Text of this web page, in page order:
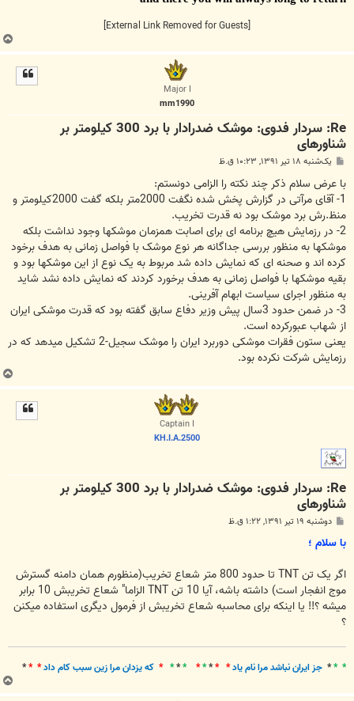
[External Link Removed for Guests]
Major I
mm1990
Re: سردار فدوی: موشک ضدرادار با برد 300 کیلومتر بر
شناورهای
ت
یک‌شنبه ۱۸ تیر ۱۳۹۱, ۱۰:۲۳ ق.ظ
با عرض سلام ذکر چند نکته را الزامی دونستم:
1- آقای مرآتی در گزارش پخش شده نگفت 2000متر بلکه گفت 2000کیلومتر و
منظ.رش برد موشک بود نه قدرت تخریب.
2- در رزمایش هیچ برنامه ای برای اصابت همزمان موشکها وجود نداشت بلکه
موشکها به منظور بررسی جداگانه هر نوع موشک با فواصل زمانی به هدف برخود
کرده اند و صحنه ای که نمایش داده شد مربوط به یک نوع از این موشکها بود و
بقیه موشکها با فواصل زمانی به هدف برخورد کردند که نمایش داده نشد شاید
به منظور اجرای سیاست ابهام آفرینی.
3- در ضمن حدود 3سال پیش وزیر دفاع سابق گفته بود که قدرت موشکی ایران
از شهاب عبورکرده است.
یعنی ستون فقرات موشکی دوربرد ایران را موشک سجیل-2 تشکیل میدهد که در
رزمایش شرکت نکرده بود.
Captain I
KH.I.A.2500
Re: سردار فدوی: موشک ضدرادار با برد 300 کیلومتر بر
شناورهای
ت
دوشنبه ۱۹ تیر ۱۳۹۱, ۱:۲۲ ق.ظ
با سلام ؛
اگر یک تن TNT تا حدود 800 متر شعاع تخریب(منظورم همان دامنه گسترش
موج انفجار است) داشته باشه، آیا 10 تن TNT الزاما" شعاع تخریبش 10 برابر
میشه ؟!! یا اینکه برای محاسبه شعاع تخریبش از فرمول دیگری استفاده میکنن
؟
* *
* جز ايران نباشد مرا نام ياد* *
*
*
*
*
*
*
* که يزدان مرا زين سبب کام داد* *
*